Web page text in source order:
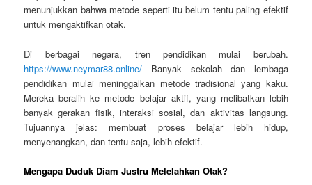
menunjukkan bahwa metode seperti itu belum tentu paling efektif
untuk mengaktifkan otak.
Di berbagai negara, tren pendidikan mulai berubah.
https://www.neymar88.online/ Banyak sekolah dan lembaga
pendidikan mulai meninggalkan metode tradisional yang kaku.
Mereka beralih ke metode belajar aktif, yang melibatkan lebih
banyak gerakan fisik, interaksi sosial, dan aktivitas langsung.
Tujuannya jelas: membuat proses belajar lebih hidup,
menyenangkan, dan tentu saja, lebih efektif.
Mengapa Duduk Diam Justru Melelahkan Otak?